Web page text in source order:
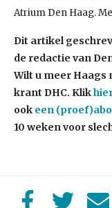
Atrium Den Haag.
Dit artikel
de redactie van
Wilt u meer Haags
krant DHC. Klik
ook een
10 weken voor